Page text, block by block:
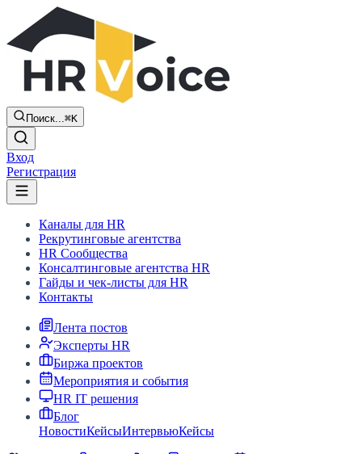
Поиск...⌘K
Вход
Регистрация
Каналы для HR
Рекрутинговые агентства
HR Сообщества
Консалтинговые агентства HR
Гайды и чек-листы для HR
Контакты
Лента постов
Эксперты HR
Биржа проектов
Мероприятия и события
HR IT решения
Блог
НовостиКейсыИнтервьюКейсы